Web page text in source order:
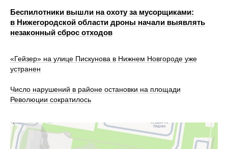
Беспилотники вышли на охоту за мусорщиками:
в Нижегородской области дроны начали выявлять
незаконный сброс отходов
«Гейзер» на улице Пискунова в Нижнем Новгороде уже
устранен
Число нарушений в районе остановки на площади
Революции сократилось